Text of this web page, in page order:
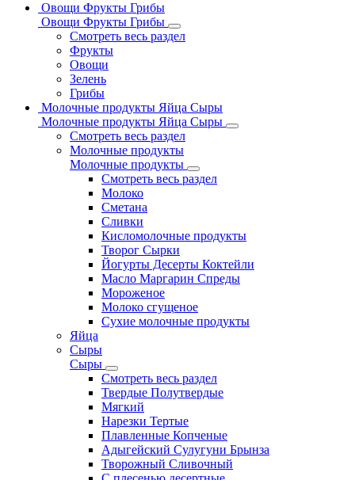
Овощи Фрукты Грибы
Овощи Фрукты Грибы
Смотреть весь раздел
Фрукты
Овощи
Зелень
Грибы
Молочные продукты Яйца Сыры
Молочные продукты Яйца Сыры
Смотреть весь раздел
Молочные продукты
Молочные продукты
Смотреть весь раздел
Молоко
Сметана
Сливки
Кисломолочные продукты
Творог Сырки
Йогурты Десерты Коктейли
Масло Маргарин Спреды
Мороженое
Молоко сгущеное
Сухие молочные продукты
Яйца
Сыры
Сыры
Смотреть весь раздел
Твердые Полутвердые
Мягкий
Нарезки Тертые
Плавленные Копченые
Адыгейский Сулугуни Брынза
Творожный Сливочный